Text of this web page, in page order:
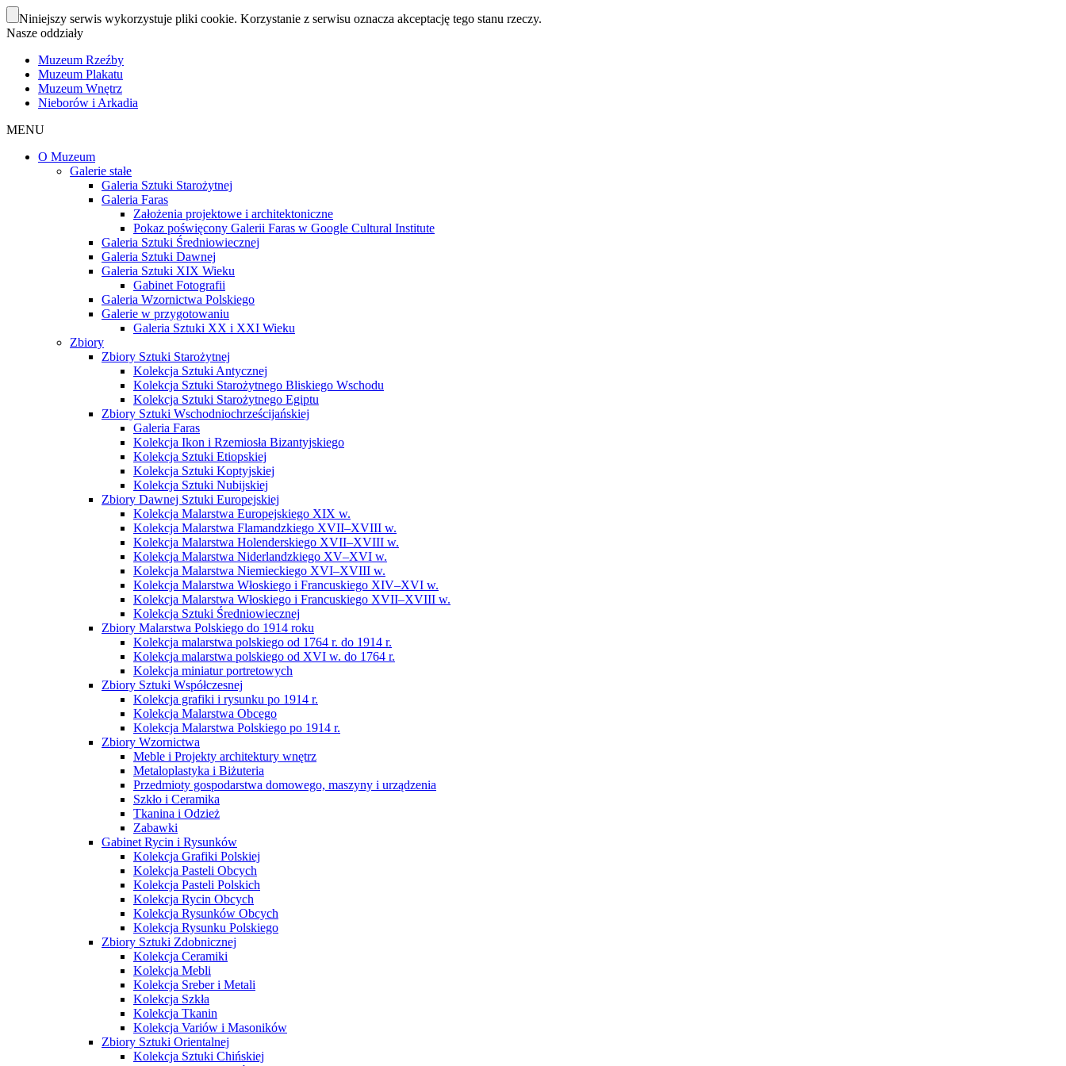
Niniejszy serwis wykorzystuje pliki cookie. Korzystanie z serwisu oznacza akceptację tego stanu rzeczy.
Nasze oddziały
Muzeum Rzeźby
Muzeum Plakatu
Muzeum Wnętrz
Nieborów i Arkadia
MENU
O Muzeum
Galerie stałe
Galeria Sztuki Starożytnej
Galeria Faras
Założenia projektowe i architektoniczne
Pokaz poświęcony Galerii Faras w Google Cultural Institute
Galeria Sztuki Średniowiecznej
Galeria Sztuki Dawnej
Galeria Sztuki XIX Wieku
Gabinet Fotografii
Galeria Wzornictwa Polskiego
Galerie w przygotowaniu
Galeria Sztuki XX i XXI Wieku
Zbiory
Zbiory Sztuki Starożytnej
Kolekcja Sztuki Antycznej
Kolekcja Sztuki Starożytnego Bliskiego Wschodu
Kolekcja Sztuki Starożytnego Egiptu
Zbiory Sztuki Wschodniochrześcijańskiej
Galeria Faras
Kolekcja Ikon i Rzemiosła Bizantyjskiego
Kolekcja Sztuki Etiopskiej
Kolekcja Sztuki Koptyjskiej
Kolekcja Sztuki Nubijskiej
Zbiory Dawnej Sztuki Europejskiej
Kolekcja Malarstwa Europejskiego XIX w.
Kolekcja Malarstwa Flamandzkiego XVII–XVIII w.
Kolekcja Malarstwa Holenderskiego XVII–XVIII w.
Kolekcja Malarstwa Niderlandzkiego XV–XVI w.
Kolekcja Malarstwa Niemieckiego XVI–XVIII w.
Kolekcja Malarstwa Włoskiego i Francuskiego XIV–XVI w.
Kolekcja Malarstwa Włoskiego i Francuskiego XVII–XVIII w.
Kolekcja Sztuki Średniowiecznej
Zbiory Malarstwa Polskiego do 1914 roku
Kolekcja malarstwa polskiego od 1764 r. do 1914 r.
Kolekcja malarstwa polskiego od XVI w. do 1764 r.
Kolekcja miniatur portretowych
Zbiory Sztuki Współczesnej
Kolekcja grafiki i rysunku po 1914 r.
Kolekcja Malarstwa Obcego
Kolekcja Malarstwa Polskiego po 1914 r.
Zbiory Wzornictwa
Meble i Projekty architektury wnętrz
Metaloplastyka i Biżuteria
Przedmioty gospodarstwa domowego, maszyny i urządzenia
Szkło i Ceramika
Tkanina i Odzież
Zabawki
Gabinet Rycin i Rysunków
Kolekcja Grafiki Polskiej
Kolekcja Pasteli Obcych
Kolekcja Pasteli Polskich
Kolekcja Rycin Obcych
Kolekcja Rysunków Obcych
Kolekcja Rysunku Polskiego
Zbiory Sztuki Zdobnicznej
Kolekcja Ceramiki
Kolekcja Mebli
Kolekcja Sreber i Metali
Kolekcja Szkła
Kolekcja Tkanin
Kolekcja Variów i Masoników
Zbiory Sztuki Orientalnej
Kolekcja Sztuki Chińskiej